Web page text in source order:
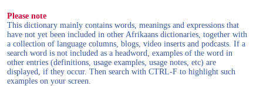
Please note
This dictionary mainly contains words, meanings and expressions that
have not yet been included in other Afrikaans dictionaries, together with
a collection of language columns, blogs, video inserts and podcasts. If a
search word is not included as a headword, examples of the word in
other entries (definitions, usage examples, usage notes, etc) are
displayed, if they occur. Then search with CTRL-F to highlight such
examples on your screen.